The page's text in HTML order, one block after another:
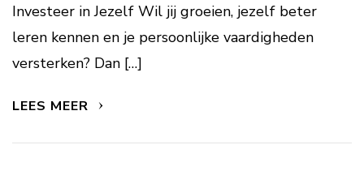
Investeer in Jezelf Wil jij groeien, jezelf beter
leren kennen en je persoonlijke vaardigheden
versterken? Dan […]
LEES MEER